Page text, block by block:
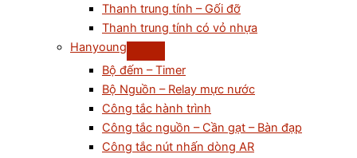
Thanh trung tính – Gối đỡ
Thanh trung tính có vỏ nhựa
Hanyoung
Bộ đếm – Timer
Bộ Nguồn – Relay mực nước
Công tắc hành trình
Công tắc nguồn – Cần gạt – Bàn đạp
Công tắc nút nhấn dòng AR